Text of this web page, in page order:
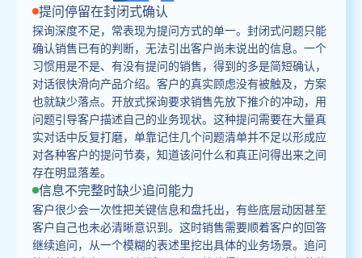
提问停留在封闭式确认
探询深度不足，常表现为提问方式的单一。封闭式问题只能
确认销售已有的判断，无法引出客户尚未说出的信息。一个
习惯用是不是、有没有提问的销售，得到的多是简短确认，
对话很快滑向产品介绍。客户的真实顾虑没有被触及，方案
也就缺少落点。开放式探询要求销售先放下推介的冲动，用
问题引导客户描述自己的业务现状。这种提问需要在大量真
实对话中反复打磨，单靠记住几个问题清单并不足以形成应
对各种客户的提问节奏，知道该问什么和真正问得出来之间
存在明显落差。
信息不完整时缺少追问能力
客户很少会一次性把关键信息和盘托出，有些底层动因甚至
客户自己也未必清晰意识到。这时销售需要顺着客户的回答
继续追问，从一个模糊的表述里挖出具体的业务场景。追问